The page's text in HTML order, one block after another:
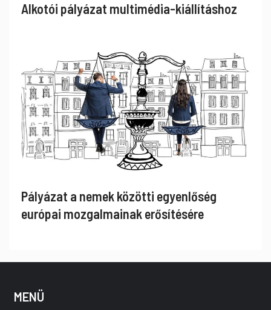
Alkotói pályázat multimédia-kiállításhoz
Pályázat a nemek közötti egyenlőség
európai mozgalmainak erősítésére
MENÜ